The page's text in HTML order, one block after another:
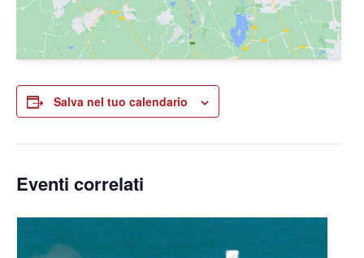
Salva nel tuo calendario
Eventi correlati